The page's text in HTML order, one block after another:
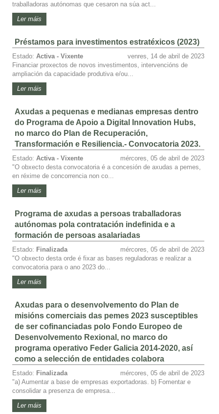
traballadoras autónomas que cesaron na súa act...
Ler máis
Préstamos para investimentos estratéxicos (2023)
Estado: Activa - Vixente
venres, 14 de abril de 2023
Financiar proxectos de novos investimentos, intervencións de
ampliación da capacidade produtiva e/ou...
Ler máis
Axudas a pequenas e medianas empresas dentro
do Programa de Apoio a Digital Innovation Hubs,
no marco do Plan de Recuperación,
Transformación e Resiliencia.- Convocatoria 2023.
Estado: Activa - Vixente
mércores, 05 de abril de 2023
"O obxecto desta convocatoria é a concesión de axudas a pemes,
en réxime de concorrencia non co...
Ler máis
Programa de axudas a persoas traballadoras
autónomas pola contratación indefinida e a
formación de persoas asalariadas
Estado: Finalizada
mércores, 05 de abril de 2023
"O obxecto desta orde é fixar as bases reguladoras e realizar a
convocatoria para o ano 2023 do...
Ler máis
Axudas para o desenvolvemento do Plan de
misións comerciais das pemes 2023 susceptibles
de ser cofinanciadas polo Fondo Europeo de
Desenvolvemento Rexional, no marco do
programa operativo Feder Galicia 2014-2020, así
como a selección de entidades colabora
Estado: Finalizada
mércores, 05 de abril de 2023
"a) Aumentar a base de empresas exportadoras. b) Fomentar e
consolidar a presenza de empresa...
Ler máis